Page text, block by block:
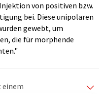
von positiven bzw.
bei. Diese unipolaren
gewebt, um
die für morphende
einem